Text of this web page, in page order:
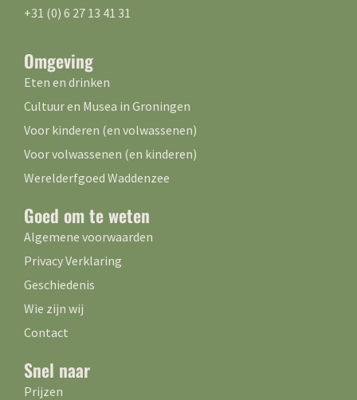
+31 (0) 6 27 13 41 31
Omgeving
Eten en drinken
Cultuur en Musea in Groningen
Voor kinderen (en volwassenen)
Voor volwassenen (en kinderen)
Werelderfgoed Waddenzee
Goed om te weten
Algemene voorwaarden
Privacy Verklaring
Geschiedenis
Wie zijn wij
Contact
Snel naar
Prijzen